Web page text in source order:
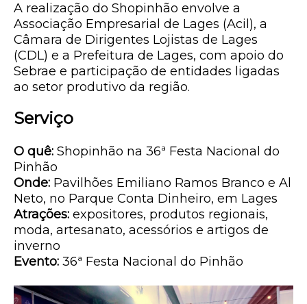
A realização do Shopinhão envolve a
Associação Empresarial de Lages (Acil), a
Câmara de Dirigentes Lojistas de Lages
(CDL) e a Prefeitura de Lages, com apoio do
Sebrae e participação de entidades ligadas
ao setor produtivo da região.
Serviço
O quê: Shopinhão na 36ª Festa Nacional do
Pinhão
Onde: Pavilhões Emiliano Ramos Branco e Al
Neto, no Parque Conta Dinheiro, em Lages
Atrações: expositores, produtos regionais,
moda, artesanato, acessórios e artigos de
inverno
Evento: 36ª Festa Nacional do Pinhão